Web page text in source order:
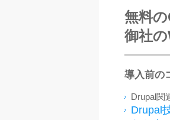
無料
御社
導入前の
Drupal関
Drupal